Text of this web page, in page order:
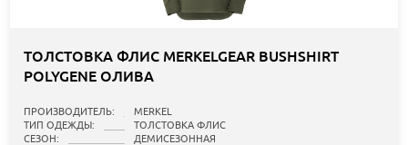
ТОЛСТОВКА ФЛИС MERKELGEAR BUSHSHIRT
POLYGENE ОЛИВА
ПРОИЗВОДИТЕЛЬ:
MERKEL
ТИП ОДЕЖДЫ:
ТОЛСТОВКА ФЛИС
СЕЗОН:
ДЕМИСЕЗОННАЯ